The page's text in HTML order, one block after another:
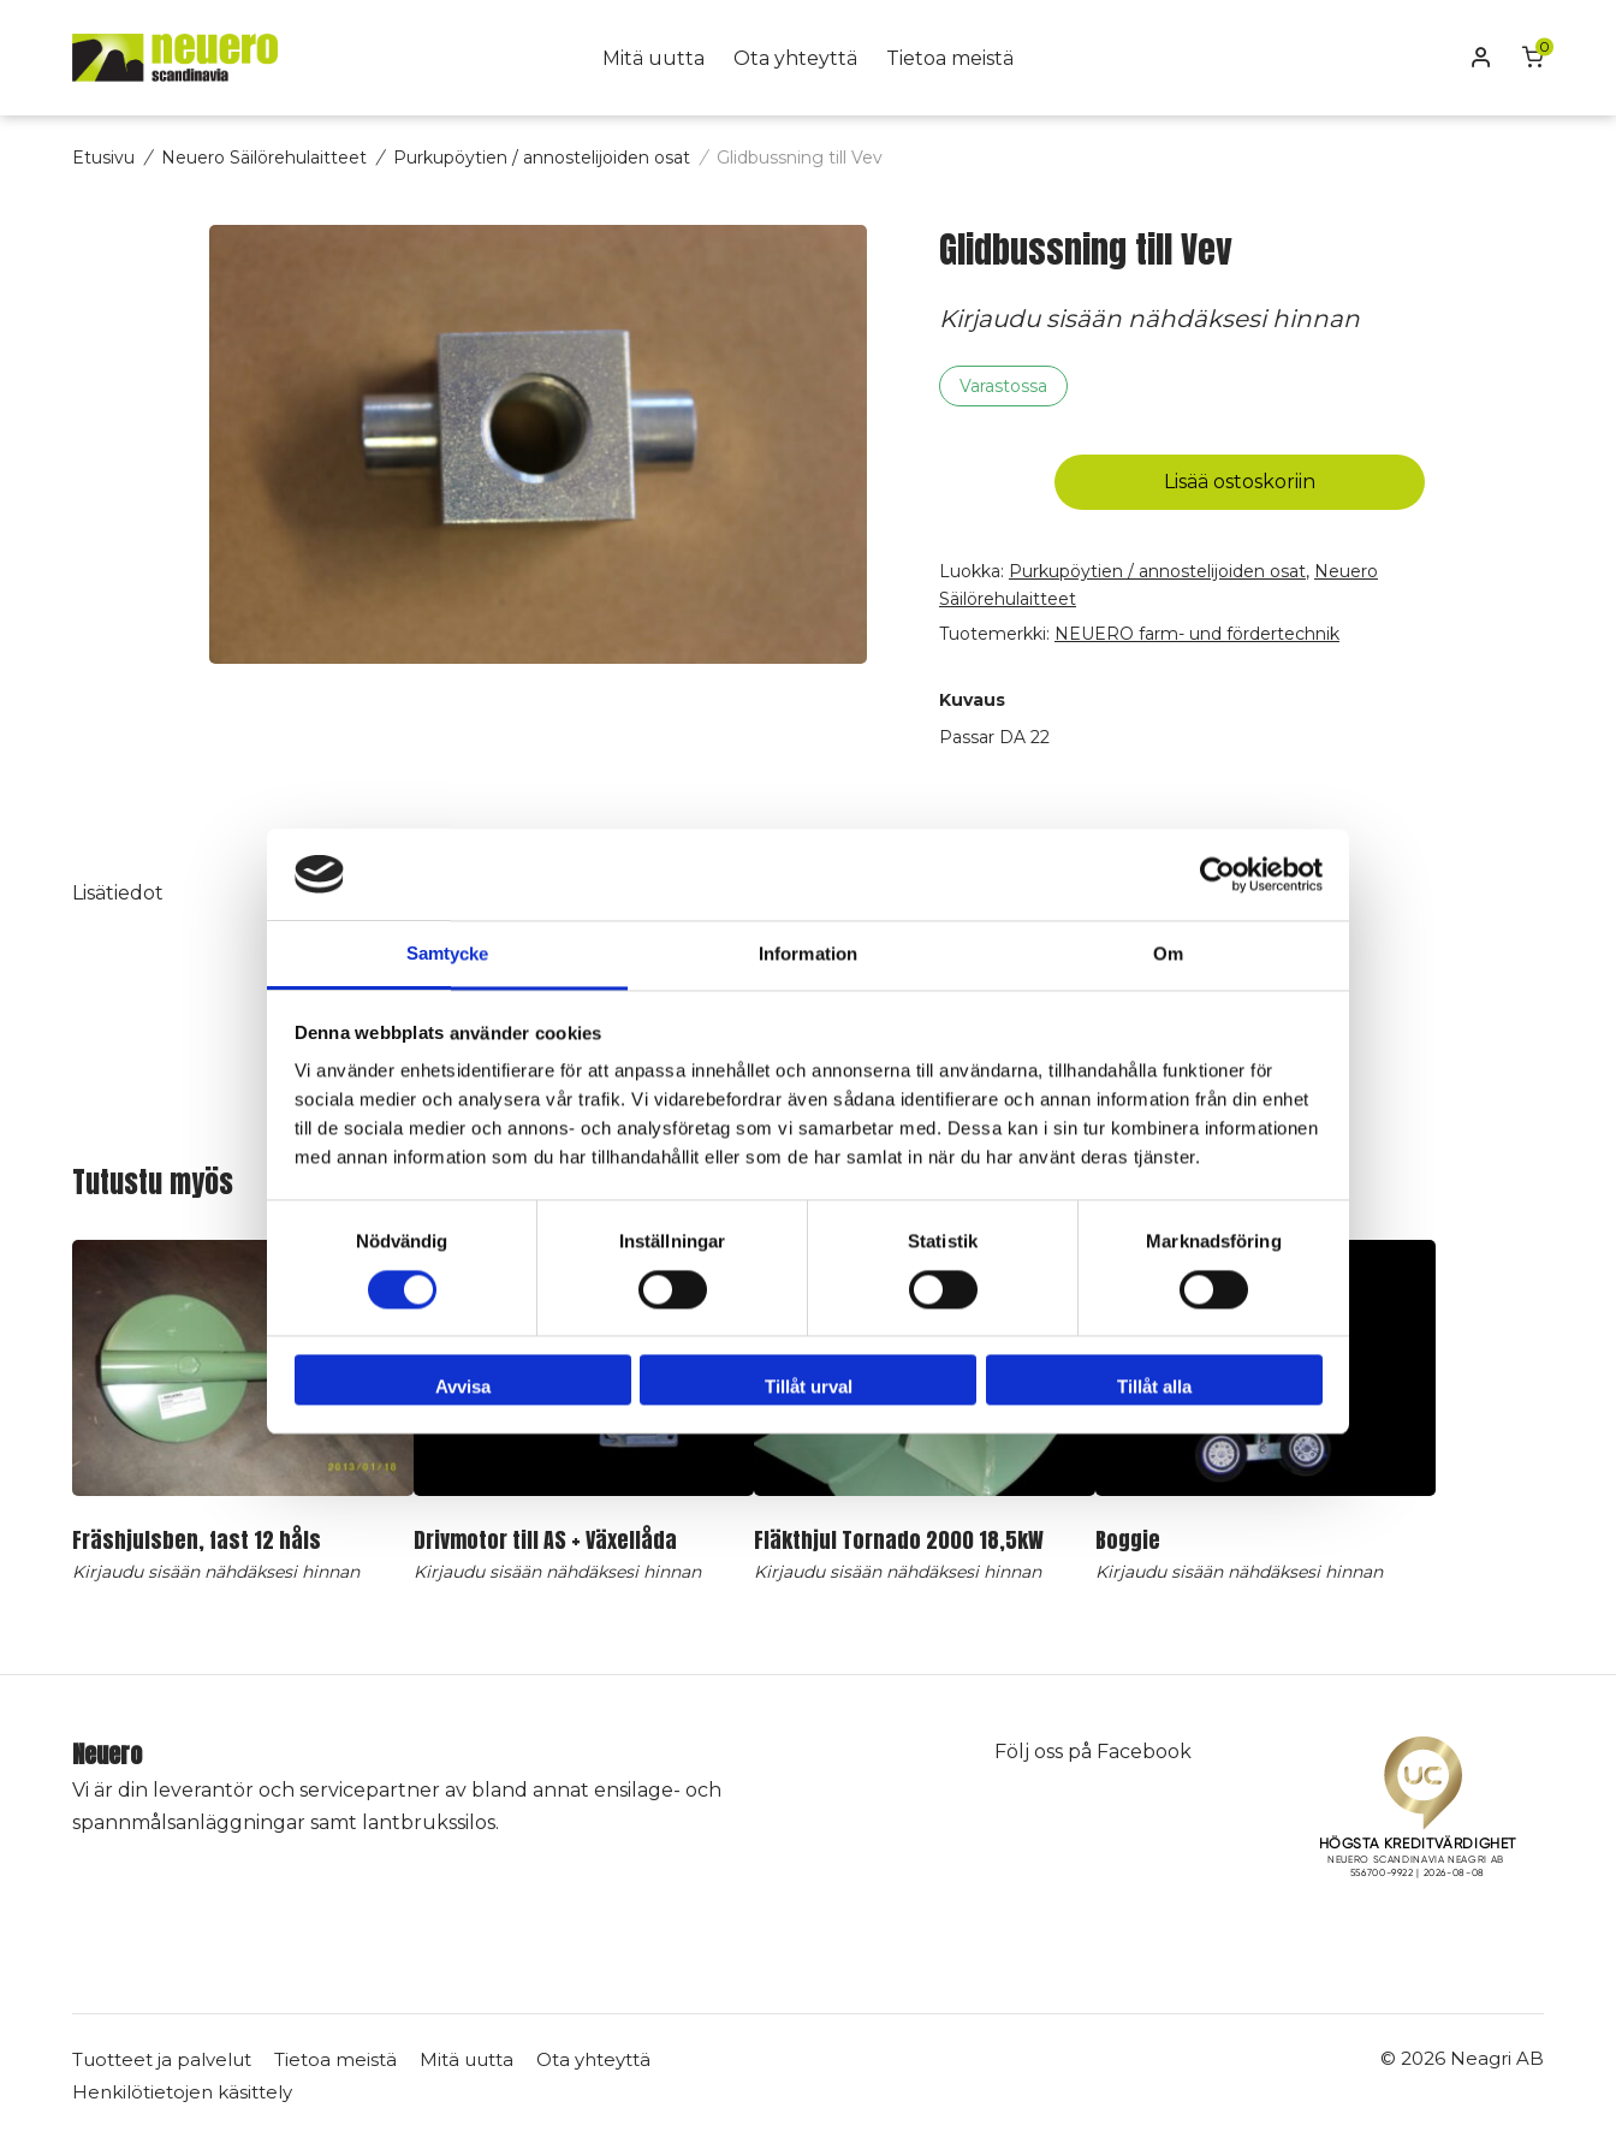
Samtycke Information Om
Denna webbplats använder cookies
Vi använder enhetsidentifierare för att anpassa innehållet och annonserna till användarna, tillhandahålla funktioner för
sociala medier och analysera vår trafik. Vi vidarebefordrar även sådana identifierare och annan information från din enhet
till de sociala medier och annons- och analysföretag som vi samarbetar med. Dessa kan i sin tur kombinera informationen
med annan information som du har tillhandahållit eller som de har samlat in när du har använt deras tjänster.
Nödvändig
Inställningar Statistik Marknadsföring
Avvisa Tillåt urval Tillåt alla
content
Mitä uutta Ota yhteyttä Tietoa meistä Oma tili
0
Etusivu / Neuero Säilörehulaitteet / Purkupöytien / annostelijoiden osat / Glidbussning till Vev
Glidbussning till Vev
Kirjaudu sisään nähdäksesi hinnan
Varastossa
Glidbussning
määrä
Lisää ostoskoriin
Luokka: Purkupöytien / annostelijoiden osat, Neuero
Säilörehulaitteet
Tuotemerkki: NEUERO farm- und fördertechnik
Kuvaus
Passar DA 22
Lisätiedot
med
Tutustu myös
Fräshjulsben, fast 12 håls
Kirjaudu sisään nähdäksesi hinnan
Drivmotor till AS + Växellåda
Kirjaudu sisään nähdäksesi hinnan
Fläkthjul Tornado 2000 18,5kW
Kirjaudu sisään nähdäksesi hinnan
Boggie
Kirjaudu sisään nähdäksesi hinnan
Neuero
Vi är din leverantör och servicepartner av bland annat ensilage- och
spannmålsanläggningar samt lantbrukssilos.
Följ oss på Facebook
Tuotteet ja palvelut Tietoa meistä Mitä uutta
Ota yhteyttä
Henkilötietojen käsittely
© 2026 Neagri AB